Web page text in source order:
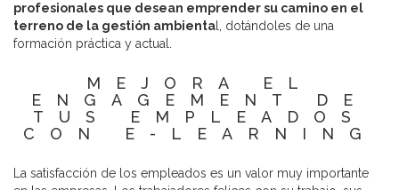
profesionales que desean emprender su camino en el
terreno de la gestión ambienta l, dotándoles de una
formación práctica y actual.
MEJORA EL
ENGAGEMENT DE
TUS EMPLEADOS
CON E-LEARNING
La satisfacción de los empleados es un valor muy importante